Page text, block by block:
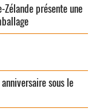
présente une
sous le